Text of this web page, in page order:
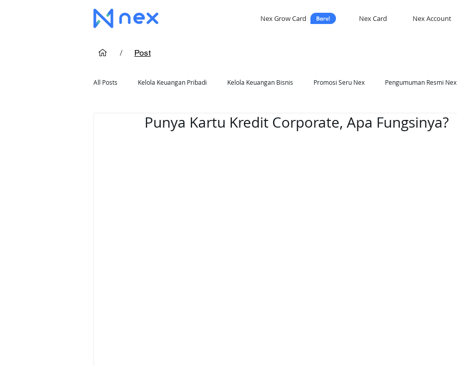
Nex Grow Card Nex Card Nex Account
/ Post
All Posts Kelola Keuangan Pribadi Kelola Keuangan Bisnis Promosi Seru Nex Pengumuman Resmi Nex
Cara Pakai Kartu Kredit Rekomendasi Nex Self Development
Punya Kartu Kredit Corporate, Apa Fungsinya?